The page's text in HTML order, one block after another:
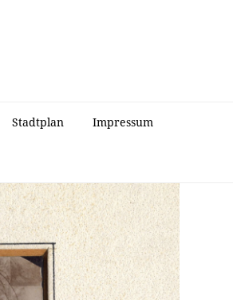
Stadtplan Impressum